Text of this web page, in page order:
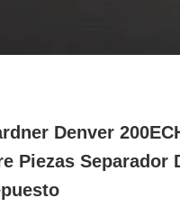
Denver
Piezas Separador